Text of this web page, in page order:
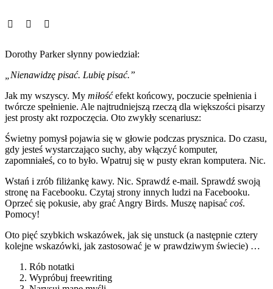
Dorothy Parker słynny powiedział:
„Nienawidzę pisać. Lubię pisać.”
Jak my wszyscy. My miłośćefekt końcowy, poczucie spełnienia i
twórcze spełnienie. Ale najtrudniejszą rzeczą dla większości pisarzy
jest prosty akt rozpoczęcia. Oto zwykły scenariusz:
Świetny pomysł pojawia się w głowie podczas prysznica. Do czasu,
gdy jesteś wystarczająco suchy, aby włączyć komputer,
zapomniałeś, co to było. Wpatruj się w pusty ekran komputera. Nic.
Wstań i zrób filiżankę kawy. Nic. Sprawdź e-mail. Sprawdź swoją
stronę na Facebooku. Czytaj strony innych ludzi na Facebooku.
Oprzeć się pokusie, aby grać Angry Birds. Muszę napisać coś.
Pomocy!
Oto pięć szybkich wskazówek, jak się unstuck (a następnie cztery
kolejne wskazówki, jak zastosować je w prawdziwym świecie) …
Rób notatki
Wypróbuj freewriting